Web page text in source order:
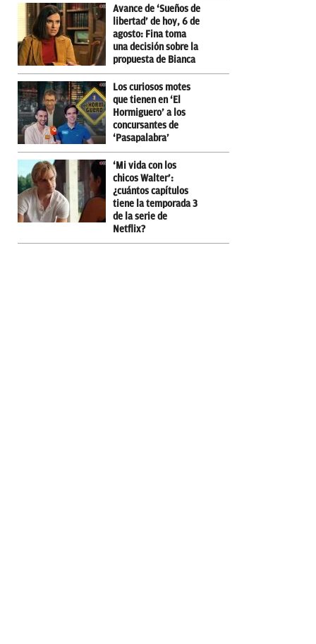
Avance de ‘Sueños de
libertad’ de hoy, 6 de
agosto: Fina toma
una decisión sobre la
propuesta de Bianca
Los curiosos motes
que tienen en ‘El
Hormiguero’ a los
concursantes de
‘Pasapalabra’
‘Mi vida con los
chicos Walter’:
¿cuántos capítulos
tiene la temporada 3
de la serie de
Netflix?